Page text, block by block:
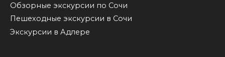
Обзорные экскурсии по Сочи
Пешеходные экскурсии в Сочи
Экскурсии в Адлере